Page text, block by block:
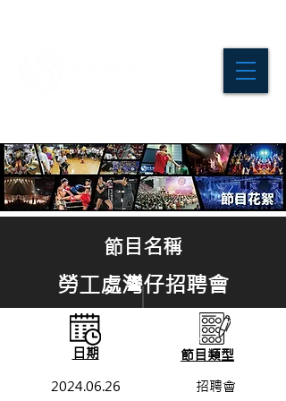
節目名稱
勞工處灣仔招聘會
節目類型
日期
2024.06.26
招聘會